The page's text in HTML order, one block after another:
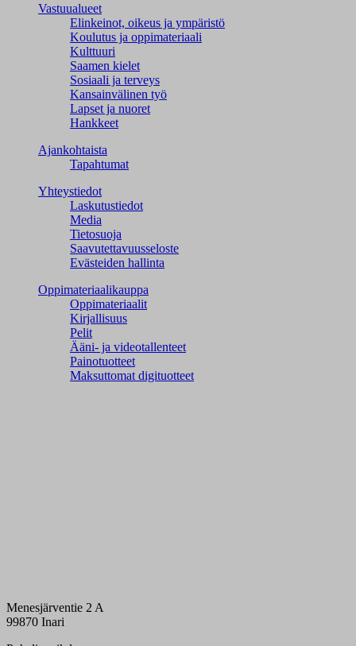
Vastuualueet
Elinkeinot, oikeus ja ympäristö
Koulutus ja oppimateriaali
Kulttuuri
Saamen kielet
Sosiaali ja terveys
Kansainvälinen työ
Lapset ja nuoret
Hankkeet
Ajankohtaista
Tapahtumat
Yhteystiedot
Laskutustiedot
Media
Tietosuoja
Saavutettavuusseloste
Evästeiden hallinta
Oppimateriaalikauppa
Oppimateriaalit
Kirjallisuus
Pelit
Ääni- ja videotallenteet
Painotuotteet
Maksuttomat digituotteet
Menesjärventie 2 A
99870 Inari